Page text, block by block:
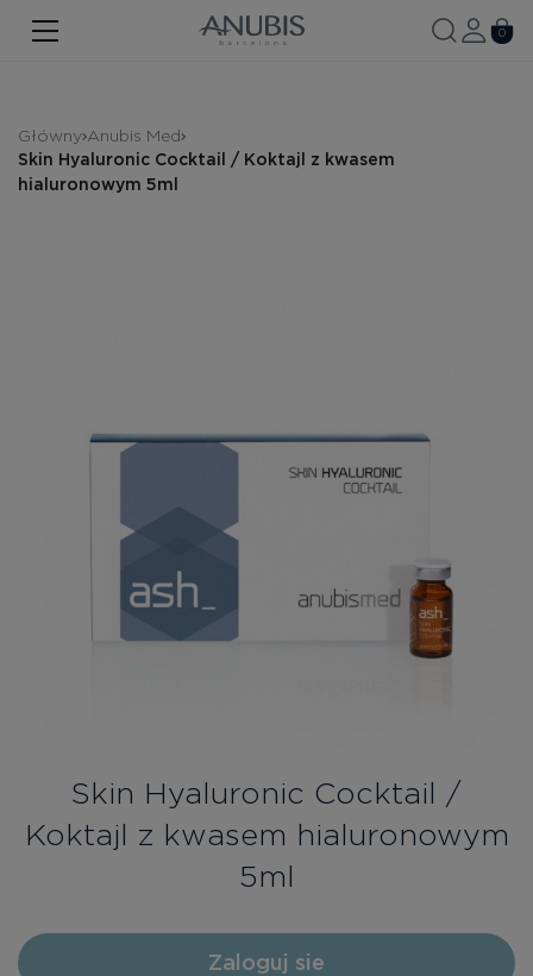
TWARZ
WŁOSY
SPA
Zestawy promocyjne
Zaloguj się/Rejestracja
0
Główny Anubis Med
Skin Hyaluronic Cocktail / Koktajl z kwasem
hialuronowym 5ml
Skin Hyaluronic Cocktail /
Koktajl z kwasem hialuronowym
5ml
Zaloguj sie